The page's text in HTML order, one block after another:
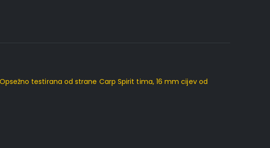
testirana od strane Carp Spirit tima, 16 mm cijev od